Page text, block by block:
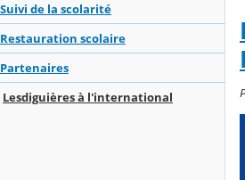
Suivi de la scolarité
Restauration scolaire
Partenaires
Lesdiguières à l'international